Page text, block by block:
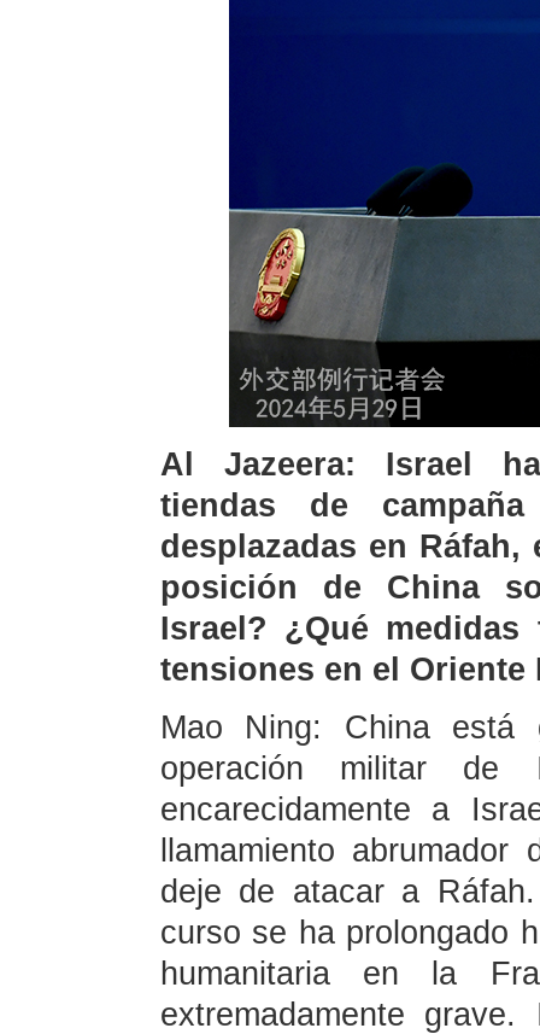
Al Jazeera: Israel
tiendas de
desplazadas en
posición de China
Israel? ¿Qué
tensiones en el Oriente
Mao Ning: China está
operación militar
encarecidamente a
llamamiento
deje de atacar a
curso se ha prolongado
humanitaria en la
extremadamente